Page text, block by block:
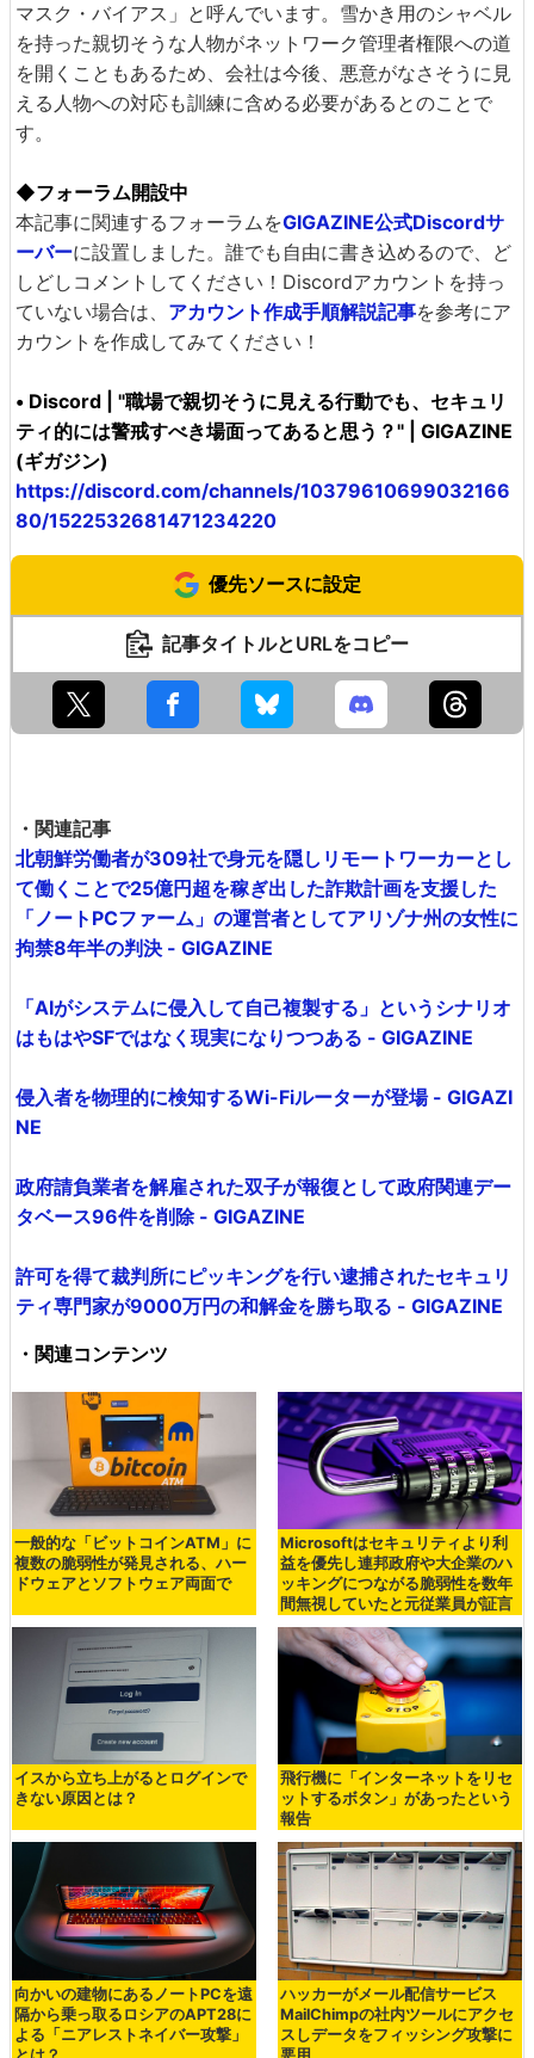
マスク・バイアス」と呼んでいます。雪かき用のシャベル
を持った親切そうな人物がネットワーク管理者権限への道
を開くこともあるため、会社は今後、悪意がなさそうに見
える人物への対応も訓練に含める必要があるとのことで
す。
◆フォーラム開設中
本記事に関連するフォーラムをGIGAZINE公式Discordサ
ーバーに設置しました。誰でも自由に書き込めるので、ど
しどしコメントしてください！Discordアカウントを持っ
ていない場合は、 アカウント作成手順解説記事を参考にア
カウントを作成してみてください！
• Discord | "職場で親切そうに見える行動でも、セキュリ
ティ的には警戒すべき場面ってあると思う？" | GIGAZINE
(ギガジン)
https://discord.com/channels/10379610699032166
80/1522532681471234220
優先ソースに設定
記事タイトルとURLをコピー
・関連記事
北朝鮮労働者が309社で身元を隠しリモートワーカーとし
て働くことで25億円超を稼ぎ出した詐欺計画を支援した
「ノートPCファーム」の運営者としてアリゾナ州の女性に
拘禁8年半の判決 - GIGAZINE
「AIがシステムに侵入して自己複製する」というシナリオ
はもはやSFではなく現実になりつつある - GIGAZINE
侵入者を物理的に検知するWi-Fiルーターが登場 - GIGAZI
NE
政府請負業者を解雇された双子が報復として政府関連デー
タベース96件を削除 - GIGAZINE
許可を得て裁判所にピッキングを行い逮捕されたセキュリ
ティ専門家が9000万円の和解金を勝ち取る - GIGAZINE
・関連コンテンツ
一般的な「ビットコインATM」に
複数の脆弱性が発見される、ハー
ドウェアとソフトウェア両面で
Microsoftはセキュリティより利
益を優先し連邦政府や大企業のハ
ッキングにつながる脆弱性を数年
間無視していたと元従業員が証言
イスから立ち上がるとログインで
きない原因とは？
飛行機に「インターネットをリセ
ットするボタン」があったという
報告
向かいの建物にあるノートPCを遠
隔から乗っ取るロシアのAPT28に
よる「ニアレストネイバー攻撃」
ハッカーがメール配信サービス
MailChimpの社内ツールにアクセ
スしデータをフィッシング攻撃に